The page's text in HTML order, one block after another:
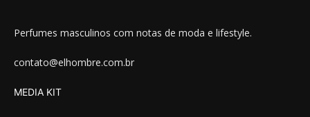
Perfumes masculinos com notas de moda e lifestyle.
contato@elhombre.com.br
MEDIA KIT